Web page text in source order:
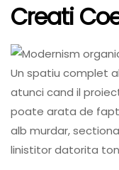
Creati
Un spatiu complet
atunci cand il
poate arata de fapt
alb murdar,
linistitor datorita